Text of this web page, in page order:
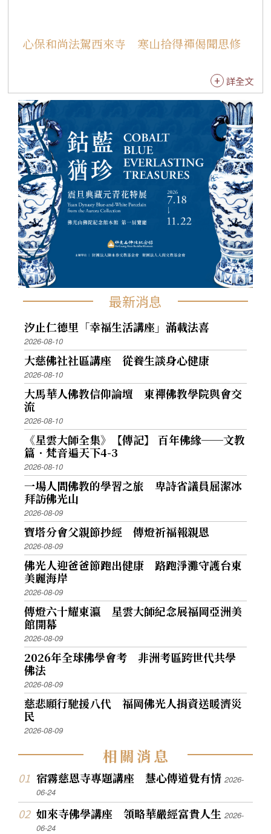
心保和尚法駕西來寺 寒山拾得禪偈聞思修
詳全文
最新消息
汐止仁德里「幸福生活講座」滿載法喜
2026-08-10
大慈佛社社區講座 從養生談身心健康
2026-08-10
大馬華人佛教信仰論壇 東禪佛教學院與會交
流
2026-08-10
《星雲大師全集》【傳記】 百年佛緣──文教
篇．梵音遍天下4-3
2026-08-10
一場人間佛教的學習之旅 卑詩省議員屈潔冰
拜訪佛光山
2026-08-09
寶塔分會父親節抄經 傳燈祈福報親恩
2026-08-09
佛光人迎爸爸節跑出健康 路跑淨灘守護台東
美麗海岸
2026-08-09
傳燈六十耀東瀛 星雲大師紀念展福岡亞洲美
館開幕
2026-08-09
2026年全球佛學會考 非洲考區跨世代共學
佛法
2026-08-09
慈悲願行馳援八代 福岡佛光人捐資送暖濟災
民
2026-08-09
相關消息
宿霧慈恩寺專題講座 慧心傳道覺有情2026-
06-24
如來寺佛學講座 領略華嚴經富貴人生2026-
06-24